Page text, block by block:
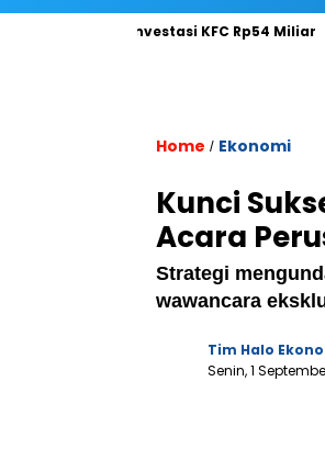
di Balik Investasi KFC Rp54 Miliar
Home / Ekonomi
Kunci
Acara
Strategi
wawancara
Tim Halo
Senin, 1